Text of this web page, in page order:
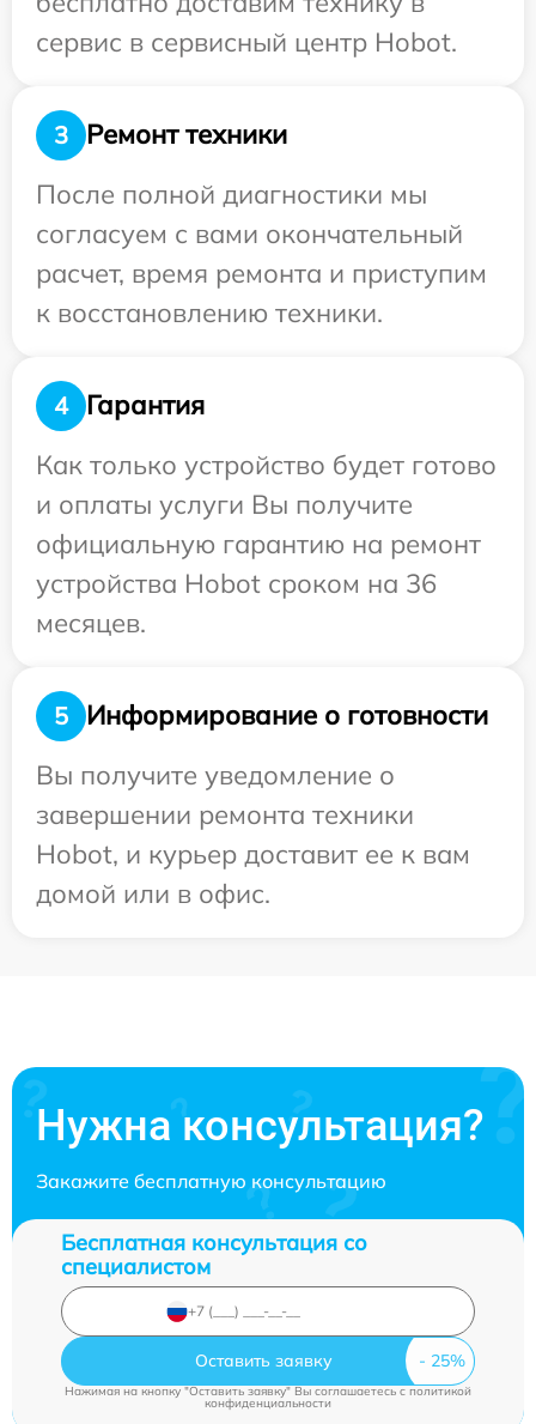
сервис в сервисный центр Hobot.
3
Ремонт техники
После полной диагностики мы
согласуем с вами окончательный
расчет, время ремонта и приступим
к восстановлению техники.
4
Гарантия
Как только устройство будет готово
и оплаты услуги Вы получите
официальную гарантию на ремонт
устройства Hobot сроком на 36
месяцев.
5
Информирование о готовности
Вы получите уведомление о
завершении ремонта техники
Hobot, и курьер доставит ее к вам
домой или в офис.
Нужна консультация?
Закажите бесплатную консультацию
Бесплатная консультация со
специалистом
Оставить заявку
Нажимая на кнопку "Оставить заявку" Вы соглашаетесь cполитикой
конфиденциальности